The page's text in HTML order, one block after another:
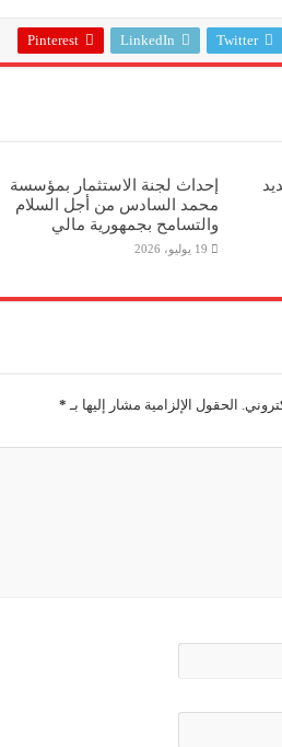
Twitter
LinkedIn
Pinterest
إحداث لجنة الاستثمار بمؤسسة
محمد السادس من أجل السلام
والتسامح بجمهورية مالي
19 يوليو، 2026
الحقول الإلزامية مشار إليها بـ *